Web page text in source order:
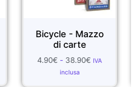
Bicycle - Mazzo
38.90€ IVA